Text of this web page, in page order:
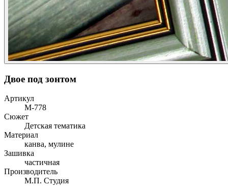
Двое под зонтом
Артикул
М-778
Сюжет
Детская тематика
Материал
канва, мулине
Зашивка
частичная
Производитель
М.П. Студия